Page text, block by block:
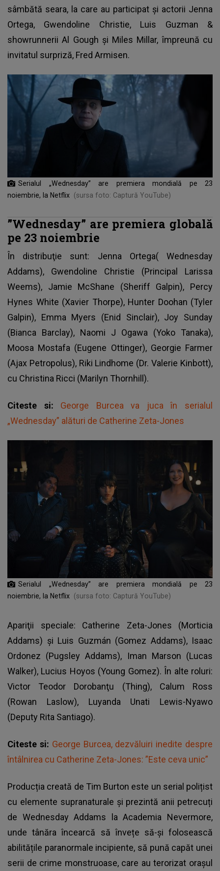
sâmbătă seara, la care au participat și actorii Jenna
Ortega, Gwendoline Christie, Luis Guzman &
showrunnerii Al Gough și Miles Millar, împreună cu
invitatul surpriză, Fred Armisen.
Serialul „Wednesday” are premiera mondială pe 23
noiembrie, la Netflix (sursa foto: Captură YouTube)
”Wednesday” are premiera globală
pe 23 noiembrie
În distribuţie sunt: Jenna Ortega( Wednesday
Addams), Gwendoline Christie (Principal Larissa
Weems), Jamie McShane (Sheriff Galpin), Percy
Hynes White (Xavier Thorpe), Hunter Doohan (Tyler
Galpin), Emma Myers (Enid Sinclair), Joy Sunday
(Bianca Barclay), Naomi J Ogawa (Yoko Tanaka),
Moosa Mostafa (Eugene Ottinger), Georgie Farmer
(Ajax Petropolus), Riki Lindhome (Dr. Valerie Kinbott),
cu Christina Ricci (Marilyn Thornhill).
Citeste si: George Burcea va juca în serialul
„Wednesday” alături de Catherine Zeta-Jones
Serialul „Wednesday” are premiera mondială pe 23
noiembrie, la Netflix (sursa foto: Captură YouTube)
Apariţii speciale: Catherine Zeta-Jones (Morticia
Addams) şi Luis Guzmán (Gomez Addams), Isaac
Ordonez (Pugsley Addams), Iman Marson (Lucas
Walker), Lucius Hoyos (Young Gomez). În alte roluri:
Victor Teodor Dorobanţu (Thing), Calum Ross
(Rowan Laslow), Luyanda Unati Lewis-Nyawo
(Deputy Rita Santiago).
Citeste si: George Burcea, dezvăluiri inedite despre
întâlnirea cu Catherine Zeta-Jones: ”Este ceva unic”
Producția creată de Tim Burton este un serial polițist
cu elemente supranaturale și prezintă anii petrecuți
de Wednesday Addams la Academia Nevermore,
unde tânăra încearcă să învețe să-și folosească
abilitățile paranormale incipiente, să pună capăt unei
serii de crime monstruoase, care au terorizat orașul